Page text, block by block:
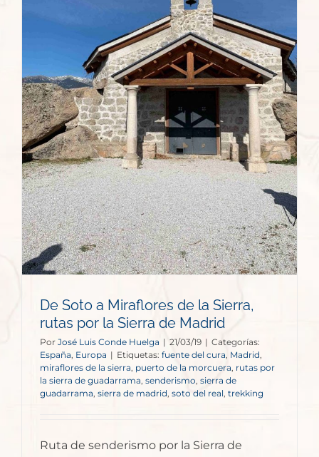
De Soto a Miraflores de la Sierra,
rutas por la Sierra de Madrid
Por José Luis Conde Huelga | 21/03/19 | Categorías:
España Europa | Etiquetas: fuente del cura Madrid,
miraflores de la sierra, puerto de la morcuera rutas por
la sierra de guadarrama, senderismo sierra de
guadarrama sierra de madrid, soto del real trekking
Ruta de senderismo por la Sierra de